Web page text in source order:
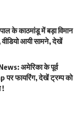
के काठमांडू में बड़ा विमान
वीडियो आयी सामने, देखें
अमेरिका के पूर्व
पर फायरिंग, देखें ट्रम्प को
!